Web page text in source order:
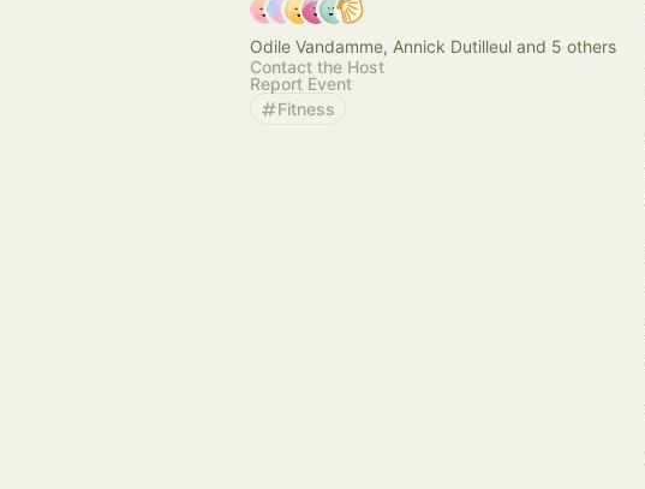
Odile Vandamme, Annick Dutilleul and 5 others
Contact the Host
Report Event
Fitness